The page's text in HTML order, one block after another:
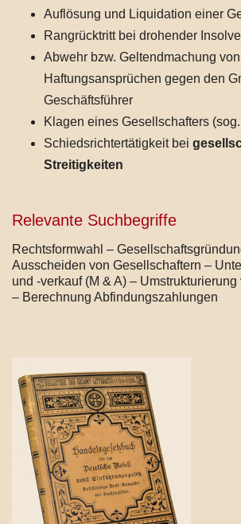
Auflösung und Liquidation einer
Rangrücktritt bei drohender
Abwehr bzw. Geltendmachung von
Haftungsansprüchen gegen den
Geschäftsführer
Klagen eines Gesellschafters
Schiedsrichtertätigkeit bei
Streitigkeiten
Relevante Suchbegriffe
Rechtsformwahl –
Ausscheiden von Gesellschaftern –
und -verkauf (M & A) –
– Berechnung Abfindungszahlungen